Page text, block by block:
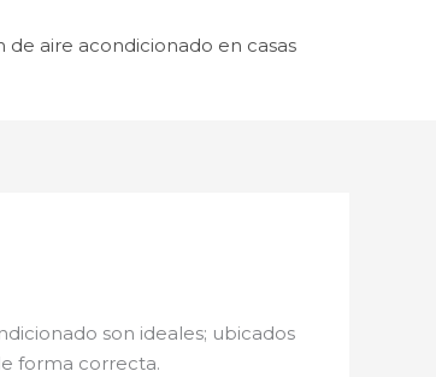
de aire acondicionado en casas
son ideales; ubicados
forma correcta.